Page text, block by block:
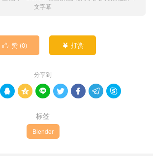
文字幕
 赞 (0)  打赏
分享到
      
标签
Blender